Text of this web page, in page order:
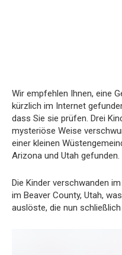
Wir empfehlen Ihnen, eine
kürzlich im Internet
dass Sie sie prüfen. Drei
mysteriöse Weise
einer kleinen
Arizona und Utah gefunden.
Die Kinder verschwanden
im Beaver County, Utah,
auslöste, die nun